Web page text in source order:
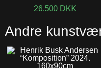
26.500 DKK
Andre